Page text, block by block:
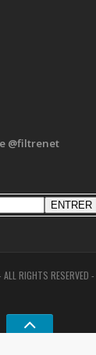
@filtrenet
ALL RIGHTS RESERVED